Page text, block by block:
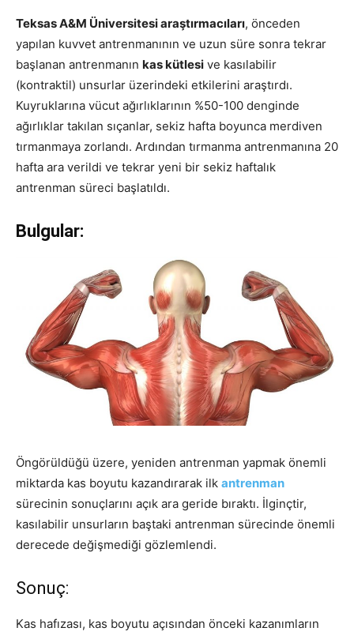
Teksas A&M Üniversitesi araştırmacıları, önceden
yapılan kuvvet antrenmanının ve uzun süre sonra tekrar
başlanan antrenmanın kas kütlesi ve kasılabilir
(kontraktil) unsurlar üzerindeki etkilerini araştırdı.
Kuyruklarına vücut ağırlıklarının %50-100 denginde
ağırlıklar takılan sıçanlar, sekiz hafta boyunca merdiven
tırmanmaya zorlandı. Ardından tırmanma antrenmanına 20
hafta ara verildi ve tekrar yeni bir sekiz haftalık
antrenman süreci başlatıldı.
Bulgular:
Öngörüldüğü üzere, yeniden antrenman yapmak önemli
miktarda kas boyutu kazandırarak ilk antrenman
sürecinin sonuçlarını açık ara geride bıraktı. İlginçtir,
kasılabilir unsurların baştaki antrenman sürecinde önemli
derecede değişmediği gözlemlendi.
Sonuç:
Kas hafızası, kas boyutu açısından önceki kazanımların